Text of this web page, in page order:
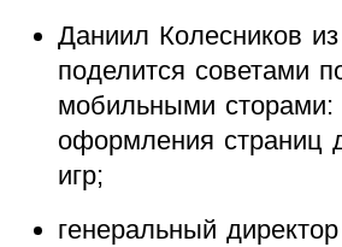
Даниил Колесников
поделится советами
мобильными сторами:
оформления страниц
игр;
генеральный